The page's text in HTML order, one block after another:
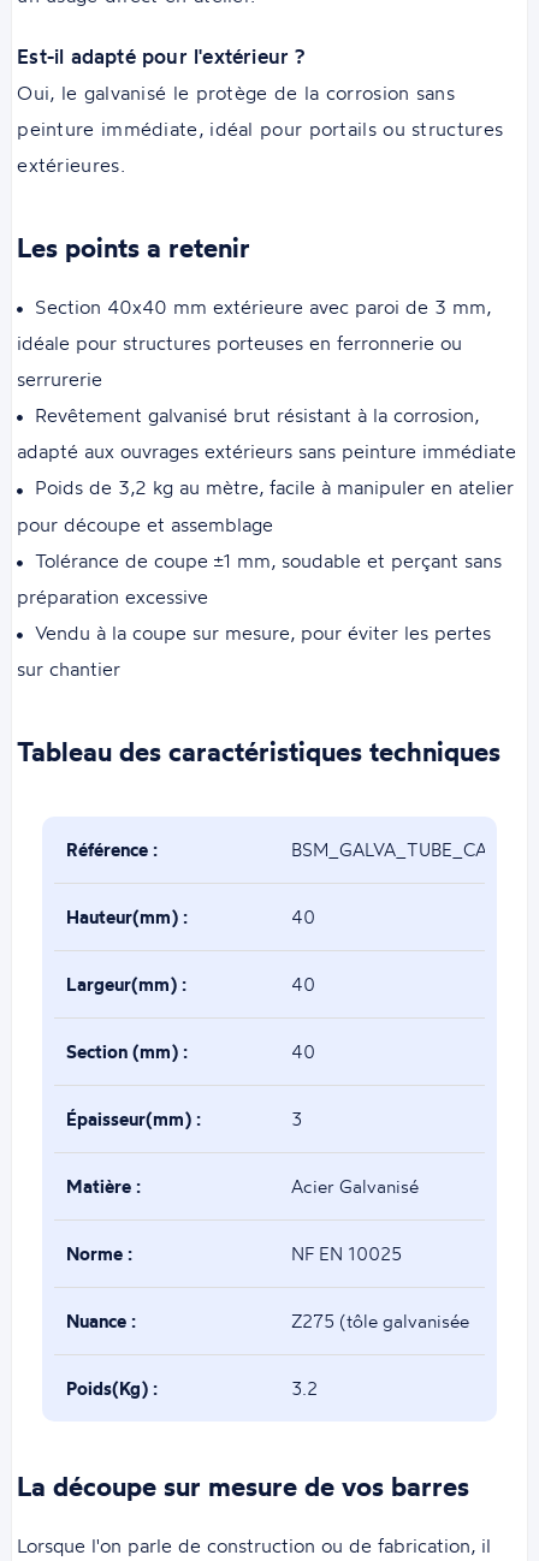
Est-il adapté pour l'extérieur ?
Oui, le galvanisé le protège de la corrosion sans
peinture immédiate, idéal pour portails ou structures
extérieures.
Les points a retenir
Section 40x40 mm extérieure avec paroi de 3 mm,
idéale pour structures porteuses en ferronnerie ou
serrurerie
Revêtement galvanisé brut résistant à la corrosion,
adapté aux ouvrages extérieurs sans peinture immédiate
Poids de 3,2 kg au mètre, facile à manipuler en atelier
pour découpe et assemblage
Tolérance de coupe ±1 mm, soudable et perçant sans
préparation excessive
Vendu à la coupe sur mesure, pour éviter les pertes
sur chantier
Tableau des caractéristiques techniques
Référence :
Hauteur(mm) : 40
Largeur(mm) : 40
Section (mm) : 40
Épaisseur(mm) : 3
Matière : Acier Galvanisé
Norme : NF EN 10025
Nuance : Z275 (tôle galvanisée
puis tube soudé)
Poids(Kg) : 3.2
La découpe sur mesure de vos barres
Lorsque l'on parle de construction ou de fabrication, il